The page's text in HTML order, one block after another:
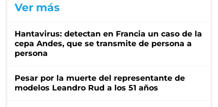
Ver más
Hantavirus: detectan en Francia un caso de la
cepa Andes, que se transmite de persona a
persona
Pesar por la muerte del representante de
modelos Leandro Rud a los 51 años